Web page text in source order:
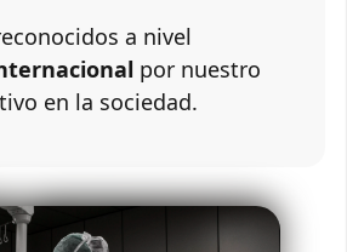
a nivel
por nuestro
en la sociedad.